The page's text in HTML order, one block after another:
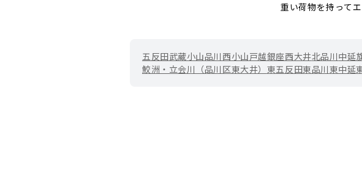
重い荷物を持って
五反田武蔵小山品川 西小山戸越銀座西大井北品川中延
鮫洲・立会川（品川区東大井） 東五反田東品川東中延